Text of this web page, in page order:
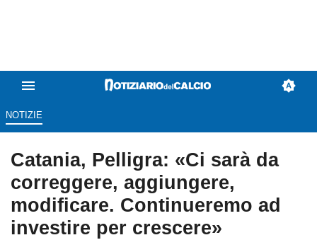
NOTIZIE
Catania, Pelligra: «Ci sarà da
correggere, aggiungere,
modificare. Continueremo ad
investire per crescere»